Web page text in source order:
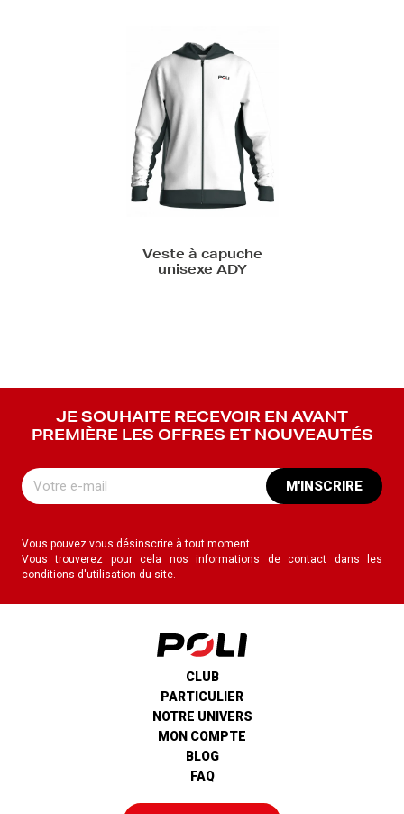
Veste à capuche
unisexe ADY
JE SOUHAITE RECEVOIR EN AVANT
PREMIÈRE LES OFFRES ET NOUVEAUTÉS
M'INSCRIRE
Vous pouvez vous désinscrire à tout moment.
Vous trouverez pour cela nos informations de contact dans les
conditions d'utilisation du site.
CLUB
PARTICULIER
NOTRE UNIVERS
MON COMPTE
BLOG
FAQ